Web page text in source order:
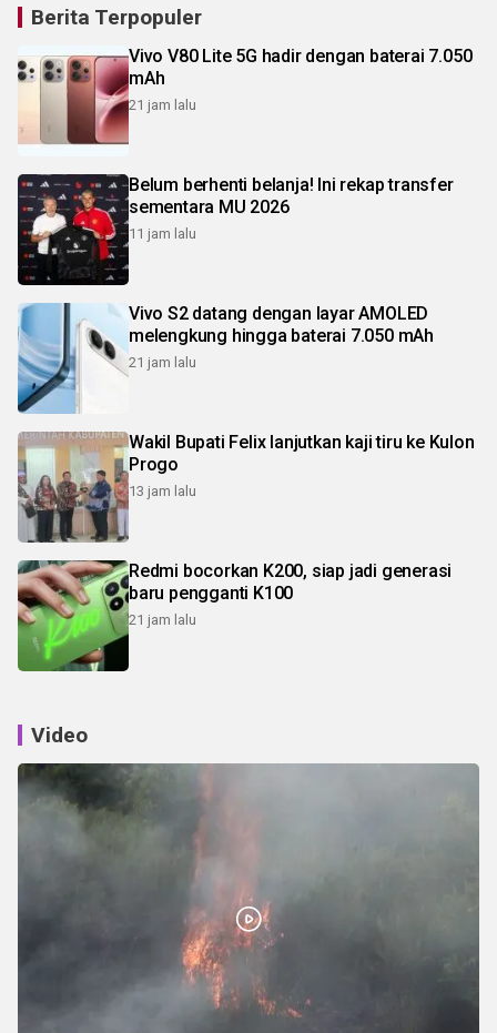
Berita Terpopuler
Vivo V80 Lite 5G hadir dengan baterai 7.050
mAh
21 jam lalu
Belum berhenti belanja! Ini rekap transfer
sementara MU 2026
11 jam lalu
Vivo S2 datang dengan layar AMOLED
melengkung hingga baterai 7.050 mAh
21 jam lalu
Wakil Bupati Felix lanjutkan kaji tiru ke Kulon
Progo
13 jam lalu
Redmi bocorkan K200, siap jadi generasi
baru pengganti K100
21 jam lalu
Video